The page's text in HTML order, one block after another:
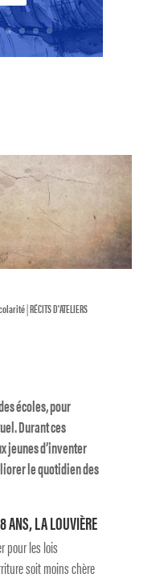
|RÉCITS D'ATELIERS
écoles, pour
Durant ces
jeunes d’inventer
le quotidien des
ANS, LA LOUVIÈRE
pour les lois
soit moins chère